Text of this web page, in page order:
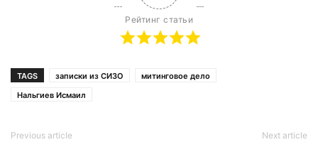
Рейтинг статьи
TAGS записки из СИЗО
митинговое дело
Нальгиев Исмаил
Previous article Next article